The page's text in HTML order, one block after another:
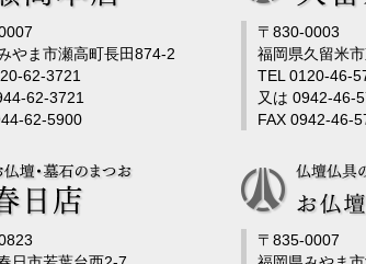
やま市瀬高町長田874-2
62-3721
62-3721
62-5900
〒830-0003
福岡県久留米
TEL 0120-46-
又は 0942-46-
FAX 0942-46-
〒835-0007